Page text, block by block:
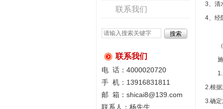
联系我们
联系我们
电 话：4000020720
手 机：13916831811
邮 箱：shicai8@139.com
联系人：杨先生
3、清
4、经
1.
2.根
3.确